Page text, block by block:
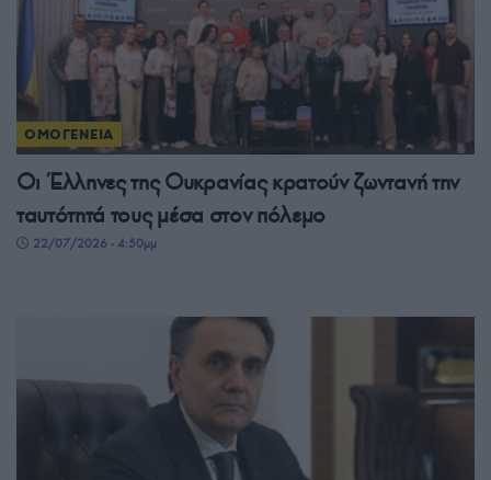
ΟΜΟΓΕΝΕΙΑ
Οι Έλληνες της Ουκρανίας κρατούν ζωντανή την
ταυτότητά τους μέσα στον πόλεμο
22/07/2026 - 4:50μμ